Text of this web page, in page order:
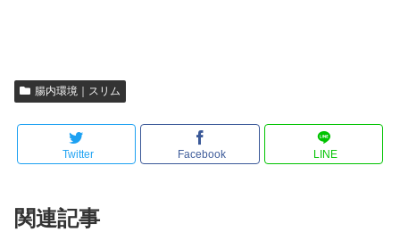
腸内環境｜スリム
Twitter Facebook LINE
関連記事